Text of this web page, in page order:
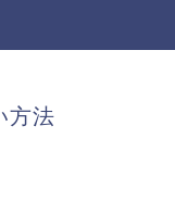
方法